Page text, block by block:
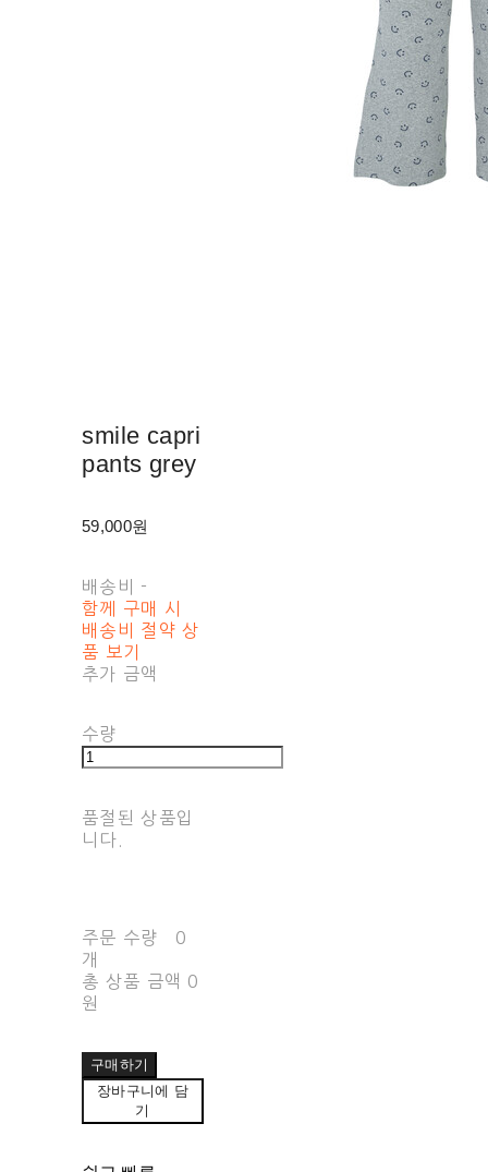
smile capri
pants grey
59,000원
배송비 -
함께 구매 시
배송비 절약 상
품 보기
추가 금액
수량
품절된 상품입
니다.
주문 수량
0
개
총 상품 금액 0
원
구매하기
장바구니에 담
기